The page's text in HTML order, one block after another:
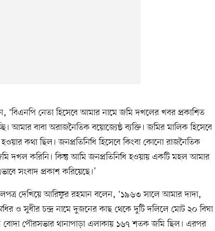
নেতা হিসেবে আমার নামে জমি দখলের খবর প্রকাশিত
আমার বাবা অরাজনৈতিক বয়োজ্যেষ্ঠ ব্যক্তি। জমির মালিক হিসেবে
কথা ছিল। জনপ্রতিনিধি হিসেবে কিংবা কোনো রাজনৈতিক
দখল করিনি। কিন্তু আমি জনপ্রতিনিধি হওয়ায় একটি মহল আমার
সংবাদ প্রকাশ করিয়েছে।’
দেখিয়ে আরিফুর রহমান বলেন, ‘১৯৬৩ সালে আমার দাদা,
ও সুধীর চন্দ্র নামে দুজনের কাছ থেকে দুটি দলিলে মোট ২০ বিঘা
বোদা পৌরসভার থানাপাড়া এলাকায় ১৬৭ শতক জমি ছিল। এরপর